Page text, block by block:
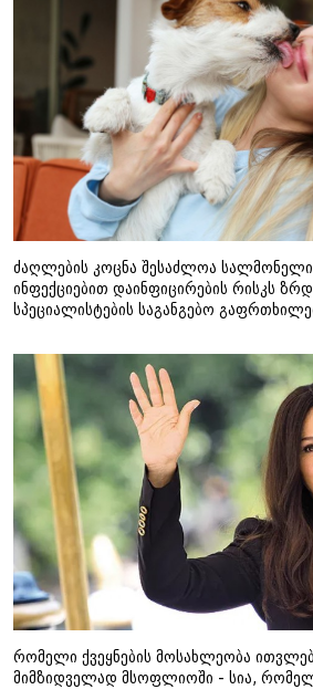
ძაღლების კოცნა შესაძლოა
ინფექციებით დაინფიცირების რისკს
სპეციალისტების საგანგებო
რომელი ქვეყნების მოსახლეობა
მიმზიდველად მსოფლიოში - სია,